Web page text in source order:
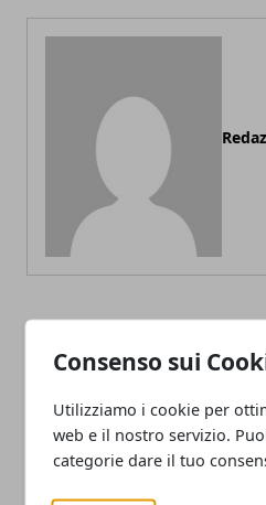
Consenso sui
Utilizziamo i cookie per
web e il nostro servizio.
categorie dare il tuo